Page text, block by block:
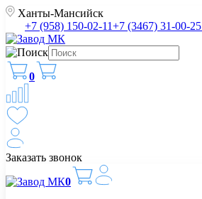
Ханты-Мансийск
+7 (958) 150-02-11+7 (3467) 31-00-25
0
Заказать звонок
0